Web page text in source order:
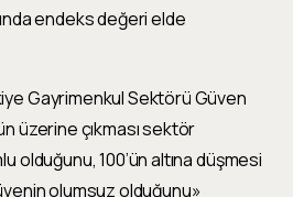
endeks değeri elde
Gayrimenkul Sektörü Güven
üzerine çıkması sektör
olduğunu, 100’ün altına düşmesi
olumsuz olduğunu»